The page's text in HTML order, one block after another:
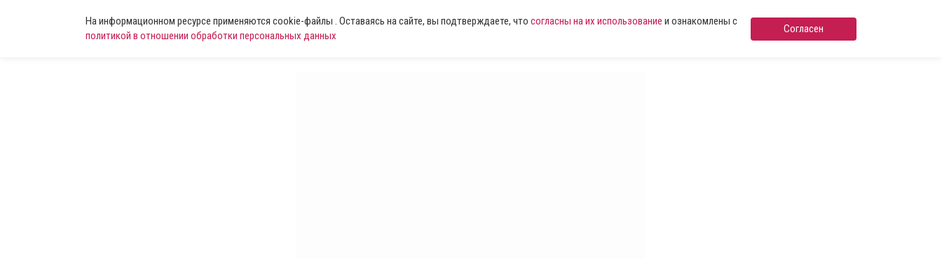
На информационном ресурсе применяются cookie-файлы . Оставаясь на сайте, вы подтверждаете, что согласны на их использование и ознакомлены с
политикой в отношении обработки персональных данных
Согласен